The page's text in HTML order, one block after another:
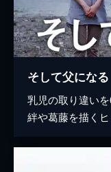
そして父になる
乳児の取り違い
絆や葛藤を描く